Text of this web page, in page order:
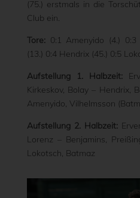
(75.) erstmals in die
Club ein.
Tore:0:1 Amenyido (4.) 0:3
(13.) 0:4 Hendrix (45.) 0:5
Aufstellung 1. Halbzeit:
Kirkeskov, Bolay – Hendrix,
Amenyido, Vilhelmsson
Aufstellung 2. Halbzeit:
Lorenz – Benjamins,
Lokotsch, Batmaz